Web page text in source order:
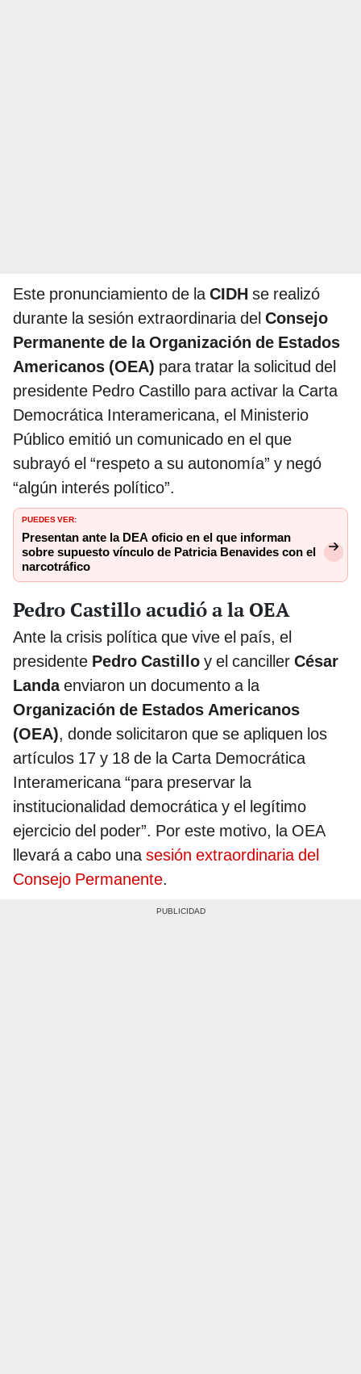
Este pronunciamiento de laCIDH se realizó
durante la sesión extraordinaria del Consejo
Permanente de la Organización de Estados
Americanos (OEA) para tratar la solicitud del
presidente Pedro Castillo para activar la Carta
Democrática Interamericana, el Ministerio
Público emitió un comunicado en el que
subrayó el “respeto a su autonomía” y negó
“algún interés político”.
PUEDES VER:
Presentan ante la DEA oficio en el que informan
sobre supuesto vínculo de Patricia Benavides con el
narcotráfico
Pedro Castillo acudió a la OEA
Ante la crisis política que vive el país, el
presidente Pedro Castillo y el canciller César
Landaenviaron un documento a la
Organización de Estados Americanos
(OEA), donde solicitaron que se apliquen los
artículos 17 y 18 de la Carta Democrática
Interamericana “para preservar la
institucionalidad democrática y el legítimo
ejercicio del poder”. Por este motivo, la OEA
llevará a cabo unasesión extraordinaria del
Consejo Permanente.